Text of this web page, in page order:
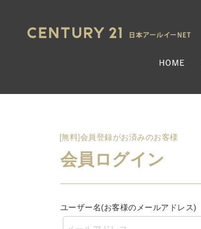
[無料]会員登録がお済みのお客様
会員ログイン
ユーザー名(お客様のメールアドレス)